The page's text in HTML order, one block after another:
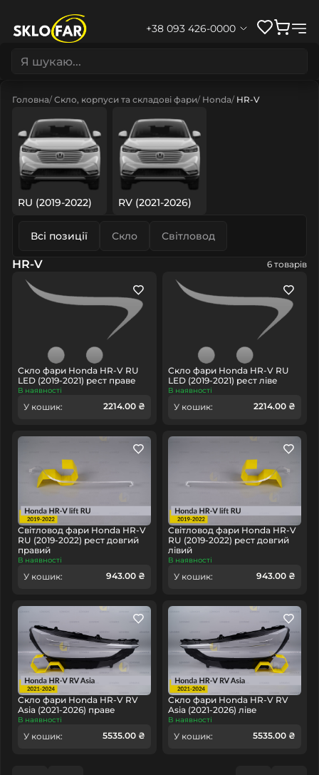
+38 093 426-0000
Головна Скло, корпуси та складові фари Honda HR-V
RU (2019-2022) RV (2021-2026)
Всі позиції Скло Світловод
HR-V 6 товарів
Скло фари Honda HR-V RU
LED (2019-2021) рест праве
В наявності
У кошик: 2214.00 ₴
Скло фари Honda HR-V RU
LED (2019-2021) рест ліве
В наявності
У кошик: 2214.00 ₴
Світловод фари Honda HR-V
RU (2019-2022) рест довгий
правий
В наявності
У кошик: 943.00 ₴
Світловод фари Honda HR-V
RU (2019-2022) рест довгий
лівий
В наявності
У кошик: 943.00 ₴
Скло фари Honda HR-V RV
Asia (2021-2026) праве
В наявності
У кошик: 5535.00 ₴
Скло фари Honda HR-V RV
Asia (2021-2026) ліве
В наявності
У кошик: 5535.00 ₴